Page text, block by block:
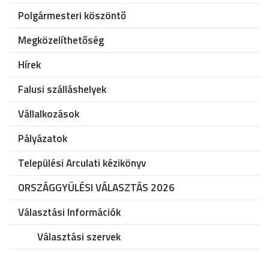
Polgármesteri köszöntő
Megközelíthetőség
Hírek
Falusi szálláshelyek
Vállalkozások
Pályázatok
Települési Arculati kézikönyv
ORSZÁGGYÜLÉSI VÁLASZTÁS 2026
Választási Információk
Választási szervek